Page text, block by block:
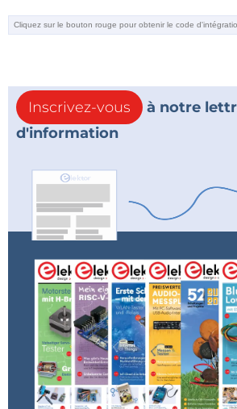
Inscrivez-vous
à notre
d'information